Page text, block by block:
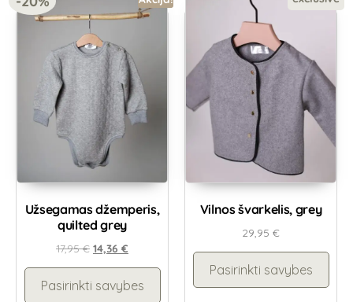
Užsegamas džemperis,
quilted grey
17,95€ 14,36 €
Pasirinkti savybes
Vilnos švarkelis, grey
29,95 €
Pasirinkti savybes